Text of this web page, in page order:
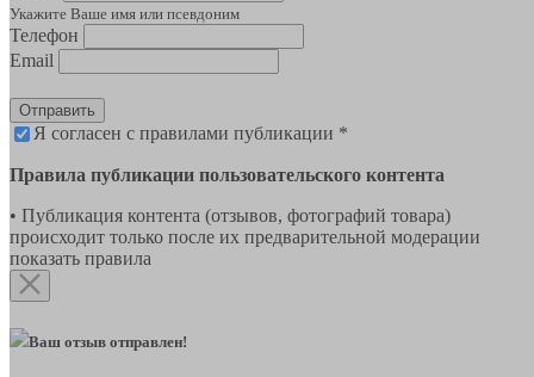
Укажите Ваше имя или псевдоним
Телефон
Email
Отправить
Я согласен с правилами публикации *
Правила публикации пользовательского контента
• Публикация контента (отзывов, фотографий товара)
происходит только после их предварительной модерации
показать правила
Ваш отзыв отправлен!